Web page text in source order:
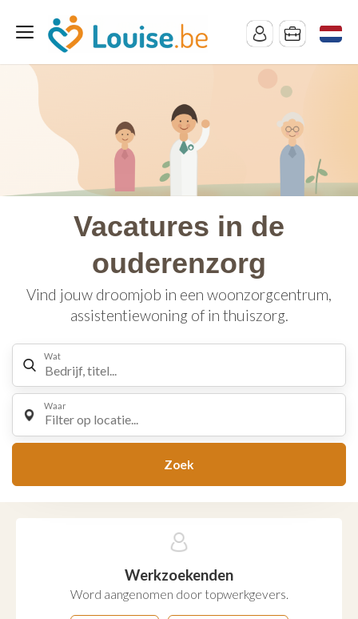
Vacatures in de
ouderenzorg
Vind jouw droomjob in een woonzorgcentrum,
assistentiewoning of in thuiszorg.
Wat
Waar
Filter op locatie...
Zoek
Werkzoekenden
Word aangenomen door topwerkgevers.